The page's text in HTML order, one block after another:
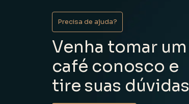
Precisa de ajuda?
Venha tomar um
café conosco e
tire suas dúvidas